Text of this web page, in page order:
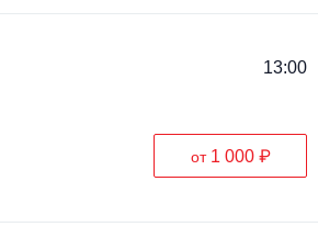
13:00
от 1 000 ₽